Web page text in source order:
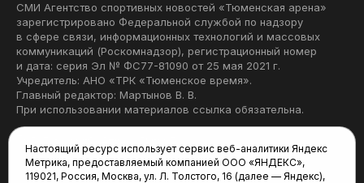
СМИ Агентство спортивных новостей «Тюменская арена»
зарегистрировано Федеральной службой по надзору
в сфере связи, информационных технологий и массовых
коммуникаций (Роскомнадзор), регистрационный номер
и дата: серия Эл № ФС77-81090 от 25 мая 2021 г.
Учредитель: АНО «ТРК «Тюменское время».
Главный редактор: Мартынов В. В.
При использовании материалов ссылка обязательна.
Редакция:
Настоящий ресурс использует сервис веб-аналитики Яндекс
Метрика, предоставляемый компанией ООО «ЯНДЕКС»,
119021, Россия, Москва, ул. Л. Толстого, 16 (далее — Яндекс),